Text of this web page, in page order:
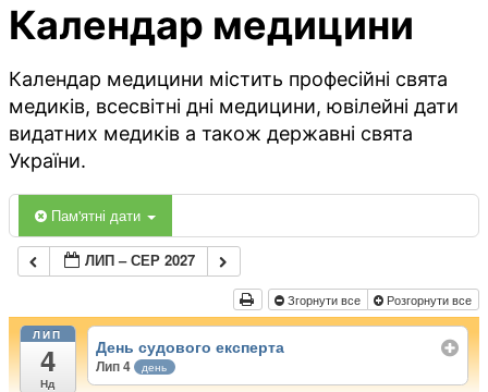
Календар медицини
Календар медицини містить професійні свята
медиків, всесвітні дні медицини, ювілейні дати
видатних медиків а також державні свята
України.
Пам'ятні дати
ЛИП – СЕР 2027
Згорнути все Розгорнути все
ЛИП
4
Нд
День судового експерта
Лип 4 день